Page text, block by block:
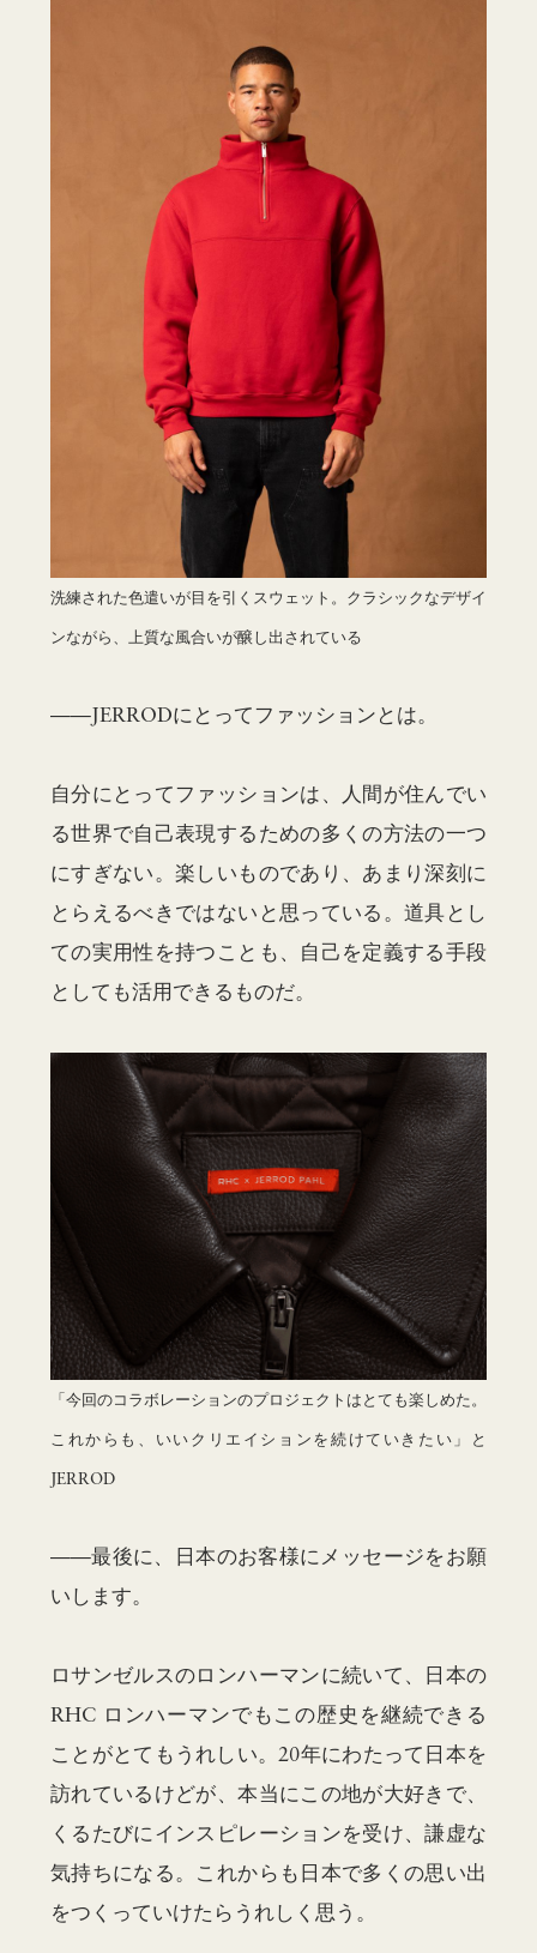
洗練された色遣いが目を引くスウェット。クラシックなデザイ
ンながら、上質な風合いが醸し出されている
——JERRODにとってファッションとは。
自分にとってファッションは、人間が住んでい
る世界で自己表現するための多くの方法の一つ
にすぎない。楽しいものであり、あまり深刻に
とらえるべきではないと思っている。道具とし
ての実用性を持つことも、自己を定義する手段
としても活用できるものだ。
「今回のコラボレーションのプロジェクトはとても楽しめた。
これからも、いいクリエイションを続けていきたい」と
JERROD
——最後に、日本のお客様にメッセージをお願
いします。
ロサンゼルスのロンハーマンに続いて、日本の
RHC ロンハーマンでもこの歴史を継続できる
ことがとてもうれしい。20年にわたって日本を
訪れているけどが、本当にこの地が大好きで、
くるたびにインスピレーションを受け、謙虚な
気持ちになる。これからも日本で多くの思い出
をつくっていけたらうれしく思う。